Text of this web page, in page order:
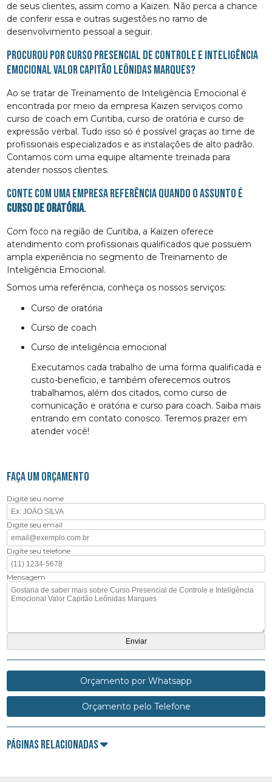
de seus clientes, assim como a Kaizen. Não perca a chance
de conferir essa e outras sugestões no ramo de
desenvolvimento pessoal a seguir.
Procurou por curso presencial de controle e inteligência
emocional valor Capitão Leônidas Marques?
Ao se tratar de Treinamento de Inteligência Emocional é
encontrada por meio da empresa Kaizen serviços como
curso de coach em Curitiba, curso de oratória e curso de
expressão verbal. Tudo isso só é possível graças ao time de
profissionais especializados e as instalações de alto padrão.
Contamos com uma equipe altamente treinada para
atender nossos clientes.
Conte com uma empresa referência quando o assunto é
curso de oratória.
Com foco na região de Curitiba, a Kaizen oferece
atendimento com profissionais qualificados que possuem
ampla experiência no segmento de Treinamento de
Inteligência Emocional.
Somos uma referência, conheça os nossos serviços:
curso de oratória
curso de coach
curso de inteligência emocional
Executamos cada trabalho de uma forma qualificada e
custo-benefício, e também oferecemos outros
trabalhamos, além dos citados, como curso de
comunicação e oratória e curso para coach. Saiba mais
entrando em contato conosco. Teremos prazer em
atender você!
FAÇA UM ORÇAMENTO
Digite seu nome
Digite seu email
Digite seu telefone
Mensagem
Orçamento por Whatsapp
Orçamento pelo Telefone
Páginas Relacionadas